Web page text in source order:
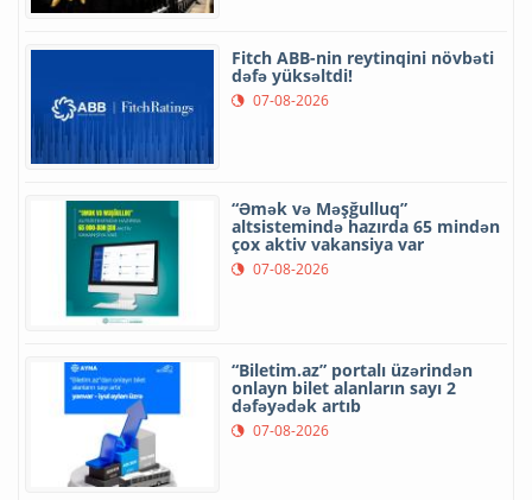
Fitch ABB-nin reytinqini növbəti
dəfə yüksəltdi!
07-08-2026
“Əmək və Məşğulluq”
altsistemində hazırda 65 mindən
çox aktiv vakansiya var
07-08-2026
“Biletim.az” portalı üzərindən
onlayn bilet alanların sayı 2
dəfəyədək artıb
07-08-2026